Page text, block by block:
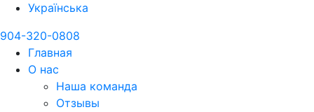
Українська
904-320-0808
Главная
О нас
Наша команда
Отзывы